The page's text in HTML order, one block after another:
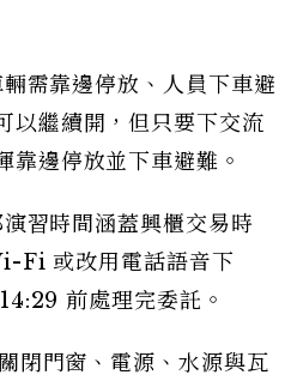
需靠邊停放、人員下車避
以繼續開，但只要下交流
靠邊停放並下車避難。
習時間涵蓋興櫃交易時
Fi 或改用電話語音下
前處理完委託。
閉門窗、電源、水源與瓦